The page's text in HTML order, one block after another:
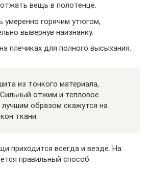
вещь в полотенце.
умеренно горячим утюгом,
вывернув наизнанку.
плечиках для полного высыхания.
из тонкого материала,
отжим и тепловое
образом скажутся на
ткани.
приходится всегда и везде. На
правильный способ.